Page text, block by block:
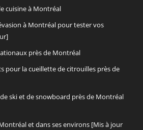
cuisine à Montréal
à Montréal pour tester vos
près de Montréal
pour la cueillette de citrouilles près de
ski et de snowboard près de Montréal
et dans ses environs [Mis à jour